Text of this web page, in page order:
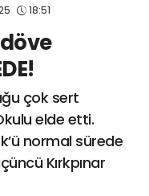
18:51
çok sert
elde etti.
normal sürede
Kırkpınar